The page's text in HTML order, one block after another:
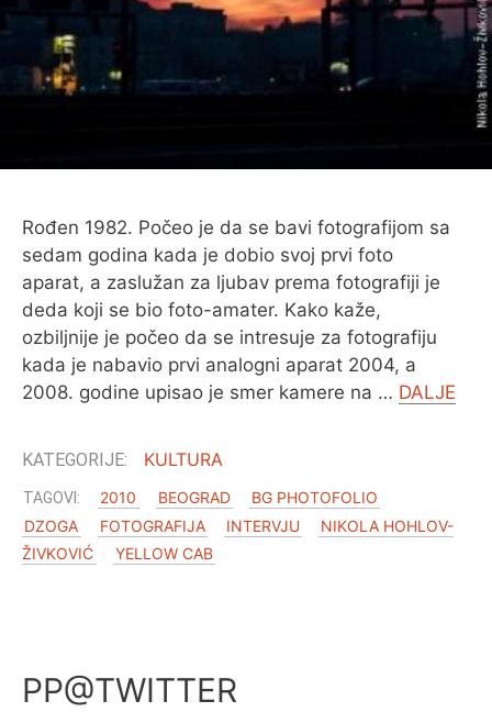
O MENI
Rođen 1982. Počeo je da se bavi fotografijom sa
sedam godina kada je dobio svoj prvi foto
aparat, a zaslužan za ljubav prema fotografiji je
deda koji se bio foto-amater. Kako kaže,
ozbiljnije je počeo da se intresuje za fotografiju
kada je nabavio prvi analogni aparat 2004, a
2008. godine upisao je smer kamere na … DALJE
KULTURA
2010 BEOGRAD
BG PHOTOFOLIO
DZOGA
FOTOGRAFIJA INTERVJU
NIKOLA HOHLOV-
ŽIVKOVIĆ
YELLOW CAB
PP@TWITTER